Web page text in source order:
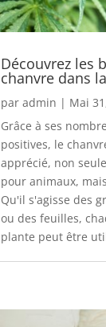
Découvrez les
chanvre dans
par admin | Mai
Grâce à ses
positives, le
apprécié, non
pour animaux,
Qu'il s'agisse des
ou des feuilles,
plante peut être